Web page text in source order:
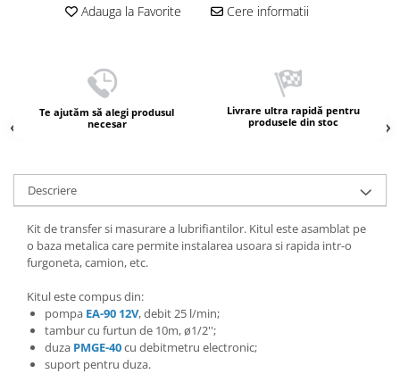
Adauga la Favorite Cere informatii
Te ajutăm să alegi produsul
necesar
Livrare ultra rapidă pentru
produsele din stoc
Descriere
Kit de transfer si masurare a lubrifiantilor. Kitul este asamblat pe
o baza metalica care permite instalarea usoara si rapida intr-o
furgoneta, camion, etc.
Kitul este compus din:
pompa EA-90 12V, debit 25 l/min;
tambur cu furtun de 10m, ø1/2'';
duza PMGE-40cu debitmetru electronic;
suport pentru duza.